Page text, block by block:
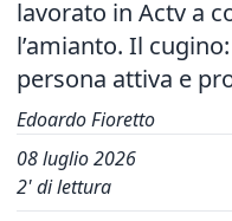
lavorato in Actv a
l’amianto. Il
persona attiva e
Edoardo Fioretto
08 luglio 2026
2' di lettura